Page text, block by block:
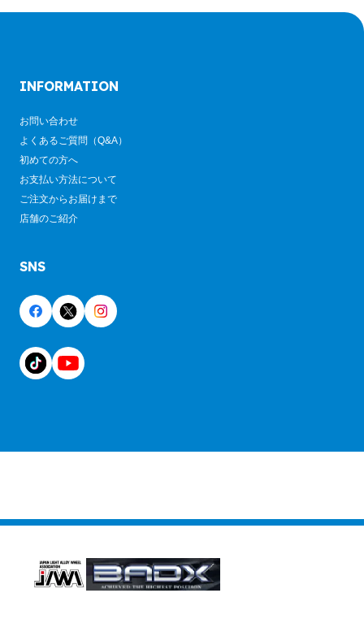
INFORMATION
お問い合わせ
よくあるご質問（Q&A）
初めての方へ
お支払い方法について
ご注文からお届けまで
店舗のご紹介
SNS